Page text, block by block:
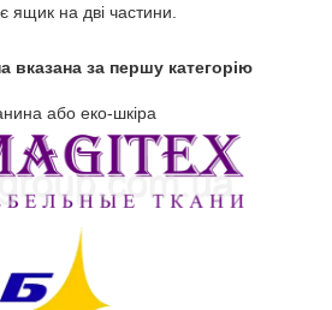
ящик на дві частини.
вказана за першу категорію
або еко-шкіра